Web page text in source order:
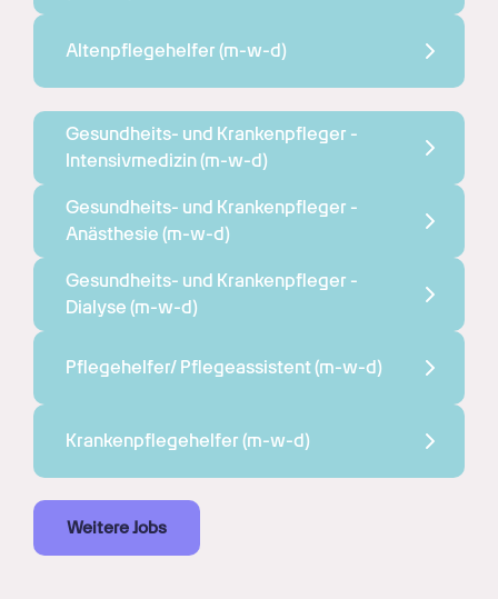
Altenpflegehelfer (m-w-d)
Gesundheits- und Krankenpfleger -
Intensivmedizin (m-w-d)
Gesundheits- und Krankenpfleger -
Anästhesie (m-w-d)
Gesundheits- und Krankenpfleger -
Dialyse (m-w-d)
Pflegehelfer/ Pflegeassistent (m-w-d)
Krankenpflegehelfer (m-w-d)
Weitere Jobs